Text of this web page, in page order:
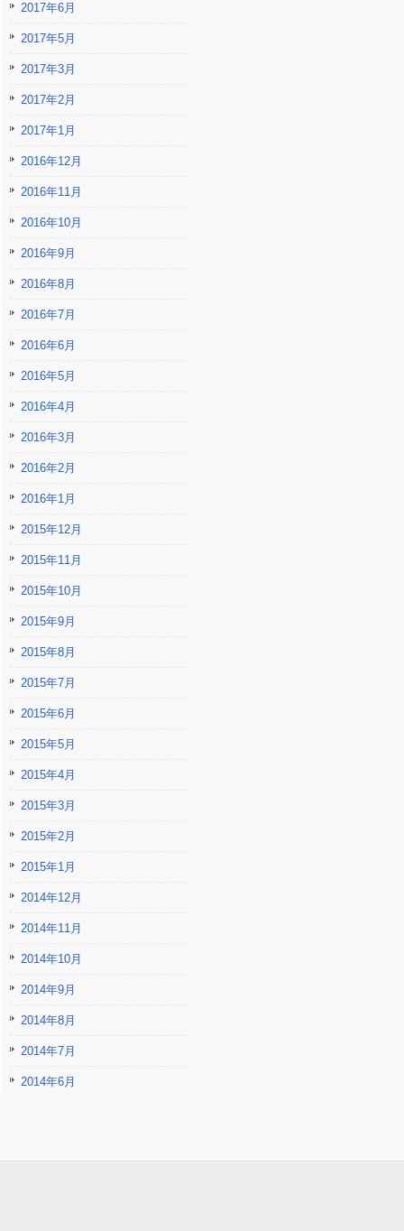
2017年6月
2017年5月
2017年3月
2017年2月
2017年1月
2016年12月
2016年11月
2016年10月
2016年9月
2016年8月
2016年7月
2016年6月
2016年5月
2016年4月
2016年3月
2016年2月
2016年1月
2015年12月
2015年11月
2015年10月
2015年9月
2015年8月
2015年7月
2015年6月
2015年5月
2015年4月
2015年3月
2015年2月
2015年1月
2014年12月
2014年11月
2014年10月
2014年9月
2014年8月
2014年7月
2014年6月